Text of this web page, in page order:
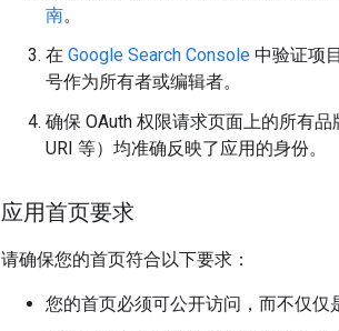
南。
在 Google Search Console 中验证项目
号作为所有者或编辑者。
确保 OAuth 权限请求页面上的所有
URI 等）均准确反映了应用的身份。
应用首页要求
请确保您的首页符合以下要求：
您的首页必须可公开访问，而不仅仅